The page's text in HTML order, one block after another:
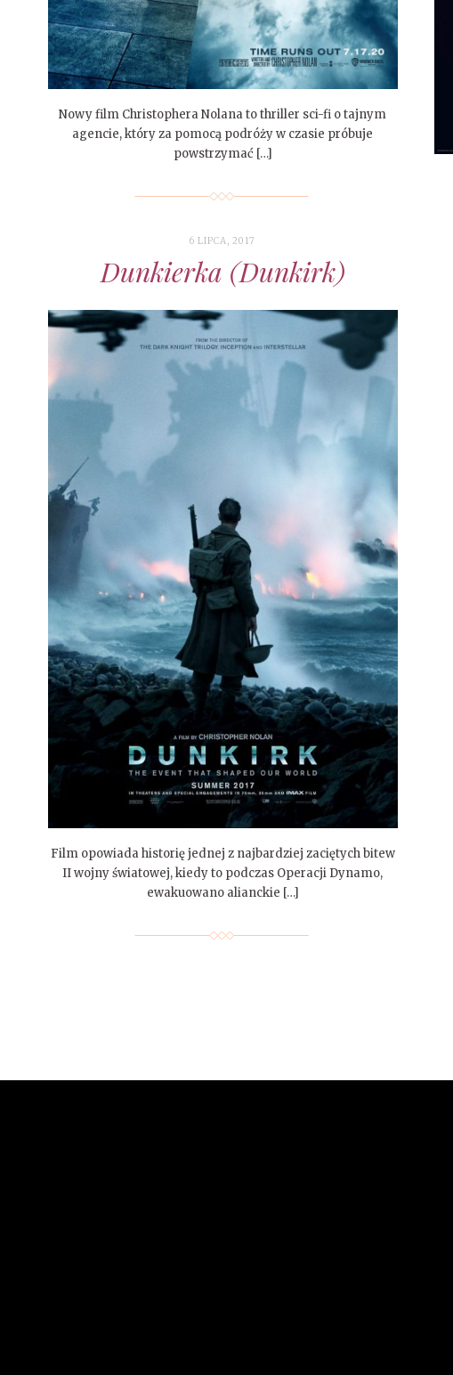
Nowy film Christophera Nolana to thriller sci-fi o tajnym
agencie, który za pomocą podróży w czasie próbuje
powstrzymać […]
6 LIPCA, 2017
Dunkierka (Dunkirk)
Film opowiada historię jednej z najbardziej zaciętych bitew
II wojny światowej, kiedy to podczas Operacji Dynamo,
ewakuowano alianckie […]